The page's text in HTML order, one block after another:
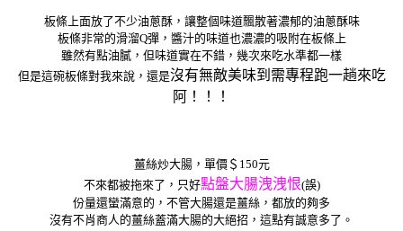
板條上面放了不少油蔥酥，讓整個味道飄散著濃郁的油蔥酥味
板條非常的滑溜Q彈，醬汁的味道也濃濃的吸附在板條上
雖然有點油膩，但味道實在不錯，幾次來吃水準都一樣
但是這碗板條對我來說，還是沒有無敵美味到需專程跑一趟來吃
阿！！！
薑絲炒大腸，單價＄150元
不來都被拖來了，只好點盤大腸洩洩恨(誤)
份量還蠻滿意的，不管大腸還是薑絲，都放的夠多
沒有不肖商人的薑絲蓋滿大腸的大絕招，這點有誠意多了。